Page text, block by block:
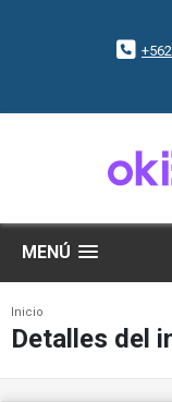
MENÚ
Inicio
Detalles del